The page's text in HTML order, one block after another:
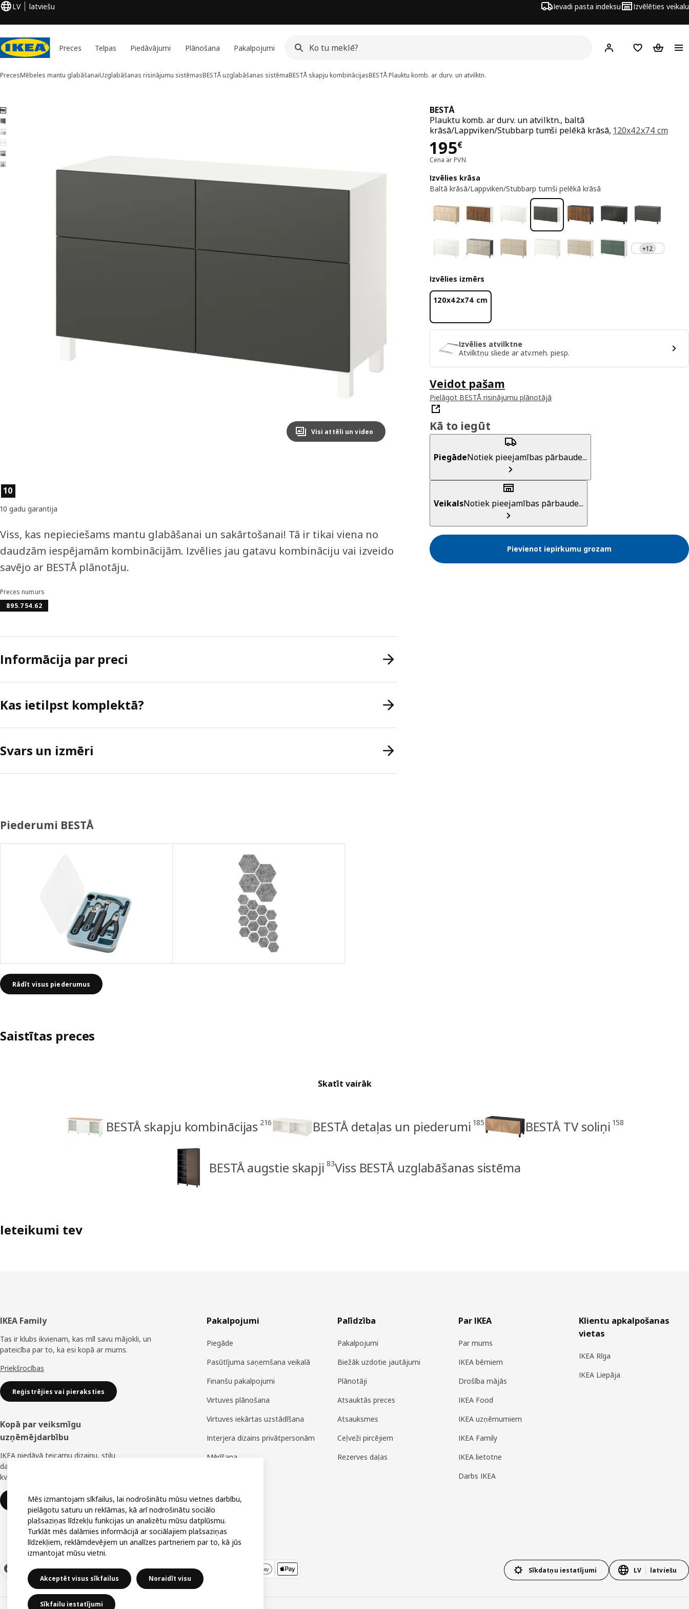
LV latviešu Ievadi pasta indeksu Izvēlēties veikalu
Preces Telpas Piedāvājumi Plānošana Pakalpojumi Hej! Pierakstīties
PirkumuPirkumu
PrecesMēbeles mantu glabāšanaiUzglabāšanas risinājumu sistēmasBESTÅ uzglabāšanas sistēmaBESTÅ skapju kombinācijasBESTÅPlauktu komb. ar durv. un atvilktn.
6 BESTÅ attēli
attēlus
Visi attēli un video
BESTÅ
Plauktu komb. ar durv. un atvilktn., baltā
krāsā/Lappviken/Stubbarp tumši pelēkā krāsā, 120x42x74 cm
195€
Cena 195€
Cena ar PVN
Izvēlies krāsa
Baltā krāsā/Lappviken/Stubbarp tumši pelēkā krāsā
+12
Izvēlies izmērs
120x42x74 cm
Izvēlies atvilktne
Atvilktņu sliede ar atv.meh. piesp.
Veidot pašam
Pielāgot BESTÅ risinājumu plānotājā
Kā to iegūt
PiegādeNotiek pieejamības pārbaude...
VeikalsNotiek pieejamības pārbaude...
Pievienot iepirkumu grozam
Preces īpašības
10
10 gadu garantija
Viss, kas nepieciešams mantu glabāšanai un sakārtošanai! Tā ir tikai viena no
daudzām iespējamām kombinācijām. Izvēlies jau gatavu kombināciju vai izveido
savējo ar BESTÅ plānotāju.
Preces numurs
895.754.62
Informācija par preci
Kas ietilpst komplektā?
Svars un izmēri
Piederumi BESTÅ
Rādīt visus piederumus
Saistītas preces
Skatīt vairāk
BESTÅ skapju kombinācijas 216 BESTÅ detaļas un piederumi 185 BESTÅ TV soliņi 158
BESTÅ augstie skapji 83Viss BESTÅ uzglabāšanas sistēma
Ieteikumi tev
Kājene
IKEA Family
Tas ir klubs ikvienam, kas mīl savu mājokli, un
pateicība par to, ka esi kopā ar mums.
Priekšrocības
Reģistrējies vai pieraksties
Kopā par veiksmīgu
uzņēmējdarbību
IKEA piedāvā teicamu dizainu, stilu
daudzveidību, lielisku cenu un uzticamu
kvalitāti.
IKEA uzņēmumiem
Pakalpojumi
Piegāde
Pasūtījuma saņemšana veikalā
Finanšu pakalpojumi
Virtuves plānošana
Virtuves iekārtas uzstādīšana
Interjera dizains privātpersonām
Mērīšana
Palīdzība
Pakalpojumi
Biežāk uzdotie jautājumi
Plānotāji
Atsauktās preces
Atsauksmes
Ceļveži pircējiem
Rezerves daļas
Par IKEA
Par mums
IKEA bērniem
Drošība mājās
IKEA Food
IKEA uzņēmumiem
IKEA Family
IKEA lietotne
Darbs IKEA
Klientu apkalpošanas
vietas
IKEA Rīga
IKEA Liepāja
Sīkdatņu iestatījumi LV latviešu
Mēs izmantojam sīkfailus, lai nodrošinātu mūsu vietnes darbību,
pielāgotu saturu un reklāmas, kā arī nodrošinātu sociālo
plašsaziņas līdzekļu funkcijas un analizētu mūsu datplūsmu.
Turklāt mēs dalāmies informācijā ar sociālajiem plašsaziņas
līdzekļiem, reklāmdevējiem un analīzes partneriem par to, kā jūs
izmantojat mūsu vietni.
Akceptēt visus sīkfailus Noraidīt visu
Sīkfailu iestatījumi